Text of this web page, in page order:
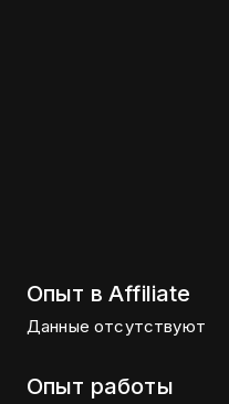
Опыт в Affiliate
Данные отсутствуют
Опыт работы